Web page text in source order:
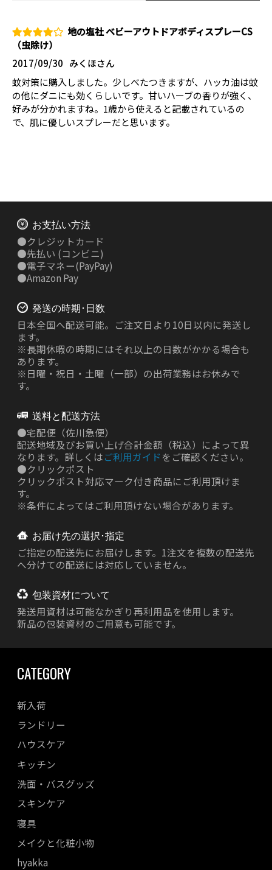
地の塩社 ベビーアウトドアボディスプレーCS
（虫除け）
みくほさん
2017/09/30
蚊対策に購入しました。少しべたつきますが、ハッカ油は蚊
の他にダニにも効くらしいです。甘いハーブの香りが強く、
好みが分かれますね。1歳から使えると記載されているの
で、肌に優しいスプレーだと思います。
お支払い方法
●クレジットカード
●先払い (コンビニ)
●電子マネー(PayPay)
●Amazon Pay
発送の時期･日数
日本全国へ配送可能。ご注文日より10日以内に発送し
ます。
※長期休暇の時期にはそれ以上の日数がかかる場合も
あります。
※日曜・祝日・土曜（一部）の出荷業務はお休みで
す。
送料と配送方法
●宅配便（佐川急便）
配送地域及びお買い上げ合計金額（税込）によって異
なります。詳しくはご利用ガイド をご確認ください。
●クリックポスト
クリックポスト対応マーク付き商品にご利用頂けま
す。
※条件によってはご利用頂けない場合があります。
お届け先の選択･指定
ご指定の配送先にお届けします。1注文を複数の配送先
へ分けての配送には対応していません。
包装資材について
発送用資材は可能なかぎり再利用品を使用します。
新品の包装資材のご用意も可能です。
CATEGORY
新入荷
ランドリー
ハウスケア
キッチン
洗面・バスグッズ
スキンケア
寝具
メイクと化粧小物
hyakka